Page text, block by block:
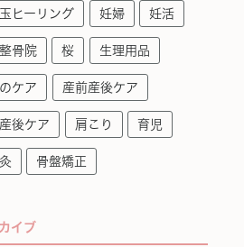
ヒーリング 妊婦 妊活
整骨院 桜 生理用品
ケア 産前産後ケア
産後ケア 肩こり 育児
骨盤矯正
イブ